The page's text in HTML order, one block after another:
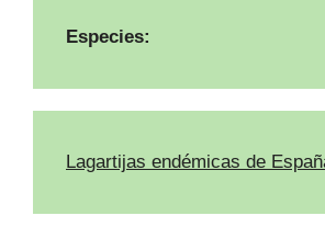
Especies:
Lagartijas endémicas de